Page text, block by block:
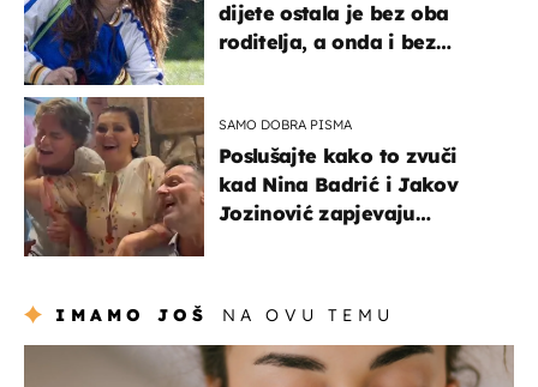
dijete ostala je bez oba
roditelja, a onda i bez
SAMO DOBRA PISMA
Poslušajte kako to zvuči
kad Nina Badrić i Jakov
Jozinović zapjevaju
IMAMO JOŠ NA OVU TEMU
moda & ljepota